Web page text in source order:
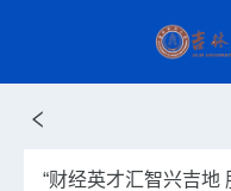
“财经英才汇智兴吉地